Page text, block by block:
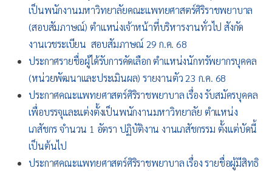
เป็นพนักงานมหาวิทยาลัยคณะแพทยศาสตร์ศิริราชพยาบาล
(สอบสัมภาษณ์) ตำแหน่งเจ้าหน้าที่บริหารงานทั่วไป สังกัด
งานเวชระเบียน สอบสัมภาษณ์ 29 ก.ค. 68
ประกาศรายชื่อผู้ได้รับการคัดเลือก ตำแหน่งนักทรัพยากรบุคคล
(หน่วยพัฒนาและประเมินผล) รายงานตัว 23 ก.ค. 68
ประกาศคณะแพทยศาสตร์ศิริราชพยาบาล เรื่อง รับสมัครบุคคล
เพื่อบรรจุและแต่งตั้งเป็นพนักงานมหาวิทยาลัย ตำแหน่ง
เภสัชกร จำนวน 1 อัตรา ปฏิบัติงาน งานเภสัชกรรม ตั้งแต่บัดนี้
เป็นต้นไป
ประกาศคณะแพทยศาสตร์ศิริราชพยาบาล เรื่อง รายชื่อผู้มีสิทธิ